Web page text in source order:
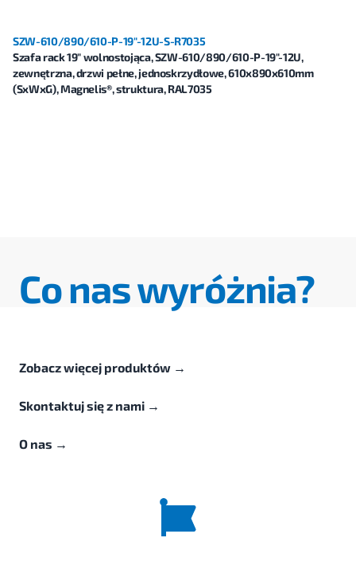
SZW-610/890/610-P-19"-12U-S-R7035
Szafa rack 19" wolnostojąca, SZW-610/890/610-P-19"-12U,
zewnętrzna, drzwi pełne, jednoskrzydłowe, 610x890x610mm
(SxWxG), Magnelis®, struktura, RAL7035
Co nas wyróżnia?
Zobacz więcej produktów →
Skontaktuj się z nami →
O nas →